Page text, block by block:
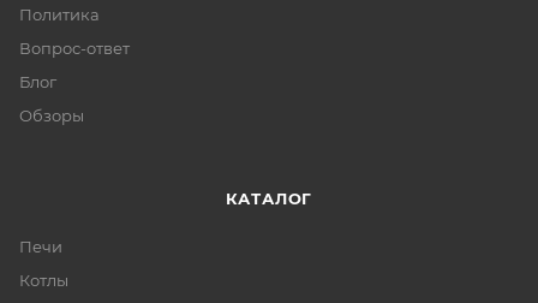
Политика
Вопрос-ответ
Блог
Обзоры
КАТАЛОГ
Печи
Котлы